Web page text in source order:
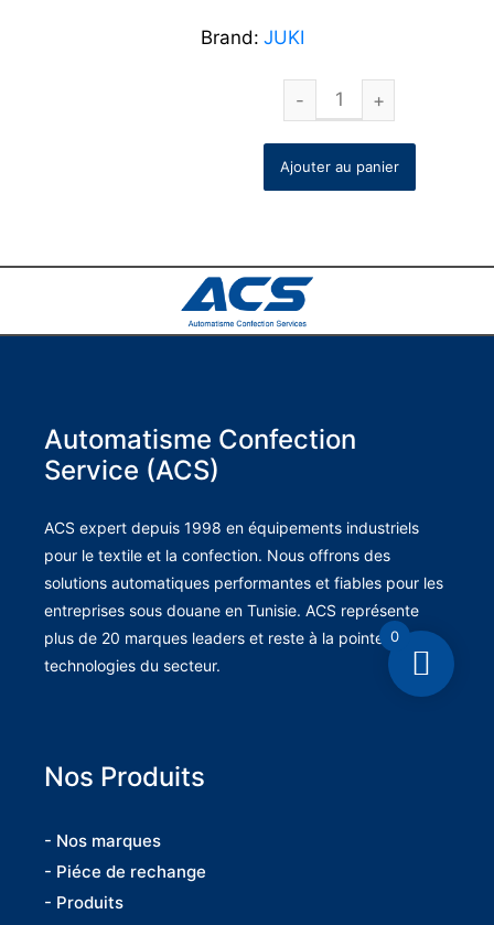
Brand: JUKI
Ajouter au panier
Automatisme Confection
Service (ACS)
ACS expert depuis 1998 en équipements industriels
pour le textile et la confection. Nous offrons des
solutions automatiques performantes et fiables pour les
entreprises sous douane en Tunisie. ACS représente
plus de 20 marques leaders et reste à la pointe des
technologies du secteur.
Nos Produits
- Nos marques
- Piéce de rechange
- Produits
0